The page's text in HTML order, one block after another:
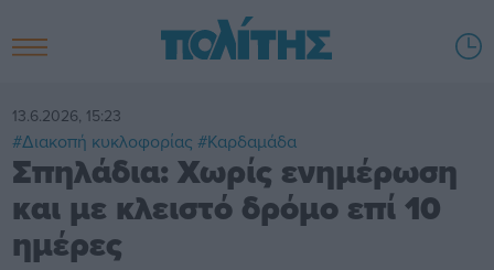
13.6.2026, 15:23
#Διακοπή κυκλοφορίας #Καρδαμάδα
Σπηλάδια: Χωρίς ενημέρωση
και με κλειστό δρόμο επί 10
ημέρες